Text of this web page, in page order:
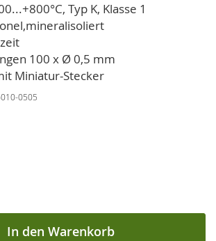
Typ K, Klasse 1
100 x Ø 0,5 mm
Miniatur-Stecker
0505
In den Warenkorb